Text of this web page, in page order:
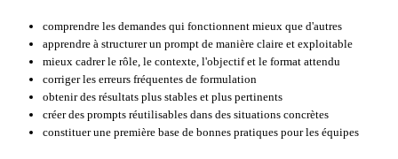
comprendre les demandes qui fonctionnent mieux que d'autres
apprendre à structurer un prompt de manière claire et exploitable
mieux cadrer le rôle, le contexte, l'objectif et le format attendu
corriger les erreurs fréquentes de formulation
obtenir des résultats plus stables et plus pertinents
créer des prompts réutilisables dans des situations concrètes
constituer une première base de bonnes pratiques pour les équipes